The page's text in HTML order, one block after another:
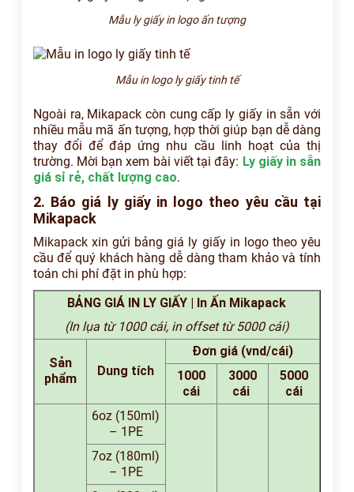
Mẫu ly giấy in logo ấn tượng
Mẫu in logo ly giấy tinh tế
Ngoài ra, Mikapack còn cung cấp ly giấy in sẵn với
nhiều mẫu mã ấn tượng, hợp thời giúp bạn dễ dàng
thay đổi để đáp ứng nhu cầu linh hoạt của thị
trường. Mời bạn xem bài viết tại đây: Ly giấy in sẵn
giá sỉ rẻ, chất lượng cao.
2. Báo giá ly giấy in logo theo yêu cầu tại
Mikapack
Mikapack xin gửi bảng giá ly giấy in logo theo yêu
cầu để quý khách hàng dễ dàng tham khảo và tính
toán chi phí đặt in phù hợp:
BẢNG GIÁ IN LY GIẤY | In Ấn Mikapack
(In lụa từ 1000 cái, in offset từ 5000 cái)
Sản
phẩm
Dung tích
Đơn giá (vnd/cái)
1000
cái
3000
cái
5000
cái
6oz (150ml)
– 1PE
7oz (180ml)
– 1PE